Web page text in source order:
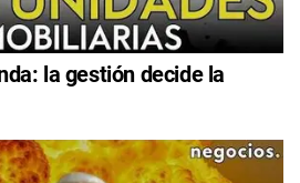
la gestión decide la